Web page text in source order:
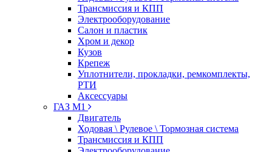
Трансмиссия и КПП
Электрооборудование
Салон и пластик
Хром и декор
Кузов
Крепеж
Уплотнители, прокладки, ремкомплекты,
РТИ
Аксессуары
ГАЗ М1
Двигатель
Ходовая \ Рулевое \ Тормозная система
Трансмиссия и КПП